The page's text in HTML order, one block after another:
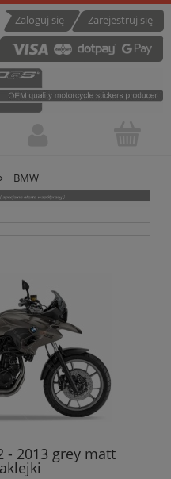
Zarejestruj się
Zaloguj się
BMW
- 2013 grey matt